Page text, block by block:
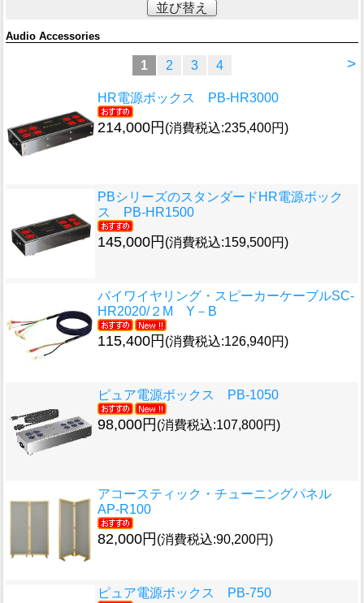
並び替え
Audio Accessories
>
1 2 3 4
HR電源ボックス PB-HR3000
214,000円(消費税込:235,400円)
PBシリーズのスタンダード HR電源ボック
ス PB-HR1500
145,000円(消費税込:159,500円)
バイワイヤリング・スピーカーケーブルSC-
HR2020/２M Y－B
115,400円(消費税込:126,940円)
ピュア電源ボックス PB-1050
98,000円(消費税込:107,800円)
アコースティック・チューニングパネル
AP-R100
82,000円(消費税込:90,200円)
ピュア電源ボックス PB-750